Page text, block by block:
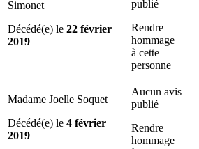
Simonet
Décédé(e) le 22 février
2019
publié
Rendre
hommage
à cette
personne
Madame Joelle Soquet
Décédé(e) le 4 février
2019
Aucun avis
publié
Rendre
hommage